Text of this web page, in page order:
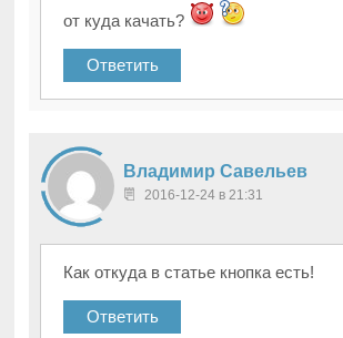
от куда качать?
Ответить
Владимир Савельев
2016-12-24 в 21:31
Как откуда в статье кнопка есть!
Ответить